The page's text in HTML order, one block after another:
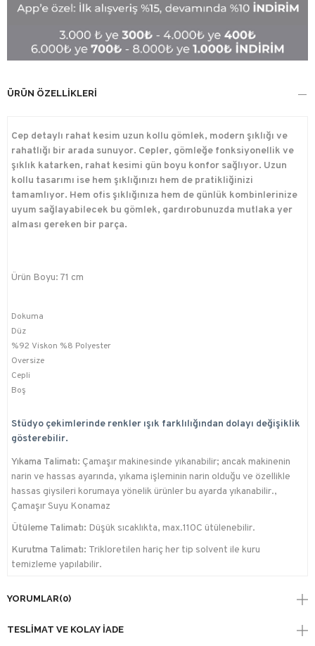
ÜRÜN ÖZELLIKLERI
Cep detaylı rahat kesim uzun kollu gömlek, modern şıklığı ve
rahatlığı bir arada sunuyor. Cepler, gömleğe fonksiyonellik ve
şıklık katarken, rahat kesimi gün boyu konfor sağlıyor. Uzun
kollu tasarımı ise hem şıklığınızı hem de pratikliğinizi
tamamlıyor. Hem ofis şıklığınıza hem de günlük kombinlerinize
uyum sağlayabilecek bu gömlek, gardırobunuzda mutlaka yer
alması gereken bir parça.
Ürün Boyu: 71 cm
Dokuma
Düz
%92 Viskon %8 Polyester
Oversize
Cepli
Boş
Stüdyo çekimlerinde renkler ışık farklılığından dolayı değişiklik
gösterebilir.
Yıkama Talimatı: Çamaşır makinesinde yıkanabilir; ancak makinenin
narin ve hassas ayarında, yıkama işleminin narin olduğu ve özellikle
hassas giysileri korumaya yönelik ürünler bu ayarda yıkanabilir.,
Çamaşır Suyu Konamaz
Ütüleme Talimatı: Düşük sıcaklıkta, max.110C ütülenebilir.
Kurutma Talimatı: Trikloretilen hariç her tip solvent ile kuru
temizleme yapılabilir.
YORUMLAR(0)
TESLIMAT VE KOLAY İADE